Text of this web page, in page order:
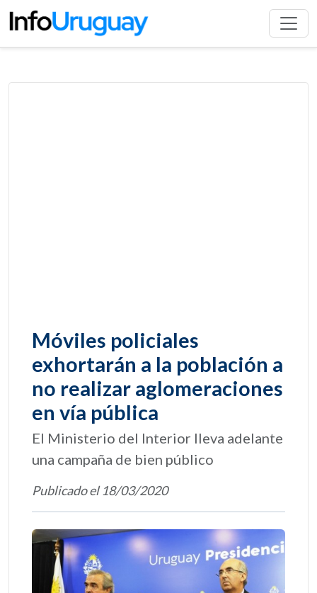
Móviles policiales
exhortarán a la población a
no realizar aglomeraciones
en vía pública
El Ministerio del Interior lleva adelante
una campaña de bien público
Publicado el 18/03/2020